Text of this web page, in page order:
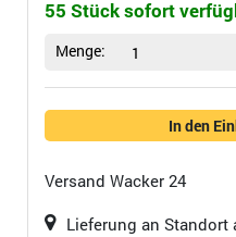
55 Stück sofort
Menge: 1
In den
Versand Wacker 24
Lieferung an Standort